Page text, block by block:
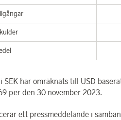
SEK har omräknats till USD
per den 30 november 2023.
ett pressmeddelande i